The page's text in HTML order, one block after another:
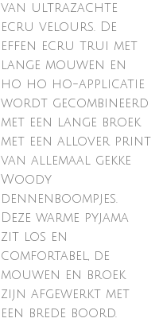
van ultrazachte
ecru velours. De
effen ecru trui met
lange mouwen en
ho ho ho-applicatie
wordt gecombineerd
met een lange broek
met een allover print
van allemaal gekke
Woody
dennenboompjes.
Deze warme pyjama
zit los en
comfortabel, de
mouwen en broek
zijn afgewerkt met
een brede boord.